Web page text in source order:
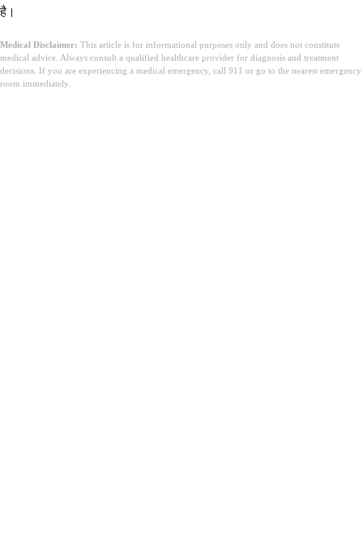
है।
Medical Disclaimer: This article is for informational purposes only and does not constitute
medical advice. Always consult a qualified healthcare provider for diagnosis and treatment
decisions. If you are experiencing a medical emergency, call 911 or go to the nearest emergency
room immediately.